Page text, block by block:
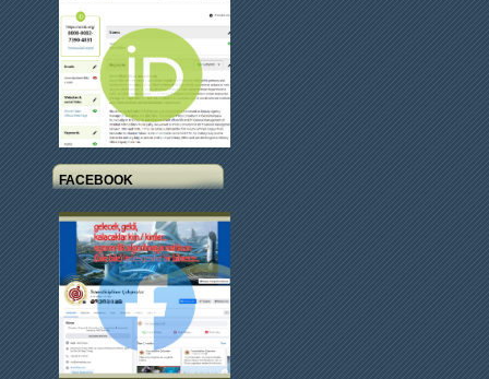
FACEBOOK